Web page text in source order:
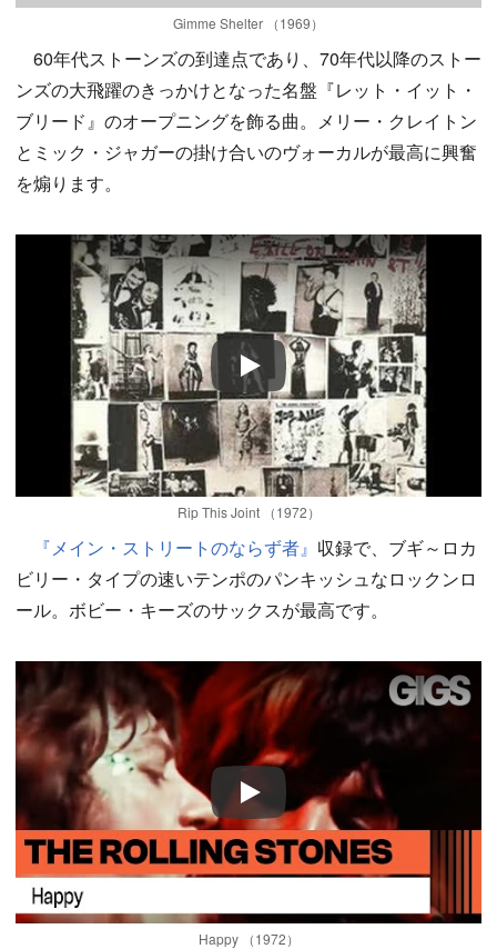
Gimme Shelter （1969）
60年代ストーンズの到達点であり、70年代以降のストー
ンズの大飛躍のきっかけとなった名盤『レット・イット・
ブリード』のオープニングを飾る曲。メリー・クレイトン
とミック・ジャガーの掛け合いのヴォーカルが最高に興奮
を煽ります。
Play
Rip This Joint （1972）
『メイン・ストリートのならず者』 収録で、ブギ～ロカ
ビリー・タイプの速いテンポのパンキッシュなロックンロ
ール。ボビー・キーズのサックスが最高です。
Play
Happy （1972）